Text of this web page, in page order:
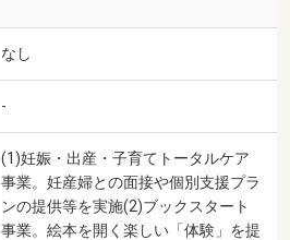
なし
-
(1)妊娠・出産・子育てトータルケア
事業。妊産婦との面接や個別支援プラ
ンの提供等を実施(2)ブックスタート
事業。絵本を開く楽しい「体験」を提